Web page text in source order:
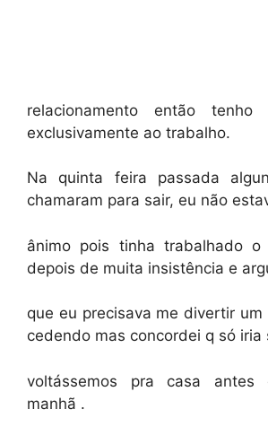
relacionamento então tenho
exclusivamente ao trabalho.
Na quinta feira passada
chamaram para sair, eu não
ânimo pois tinha trabalhado
depois de muita insistência e
que eu precisava me divertir um
cedendo mas concordei q só iria
voltássemos pra casa
manhã .